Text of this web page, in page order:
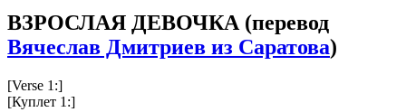
ВЗРОСЛАЯ ДЕВОЧКА (перевод
Вячеслав Дмитриев из Саратова)
[Verse 1:]
[Куплет 1:]